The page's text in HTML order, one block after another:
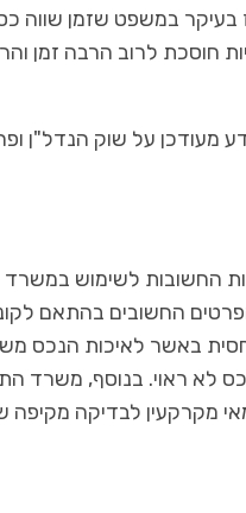
בעיקר במשפט שזמן שווה
חוסכת לרוב הרבה זמן
מעודכן על שוק הנדל"ן
החשובות לשימוש במשרד
החשובים בהתאם
באשר לאיכות הנכס
לא ראוי. בנוסף, משרד
מקרקעין לבדיקה מקיפה